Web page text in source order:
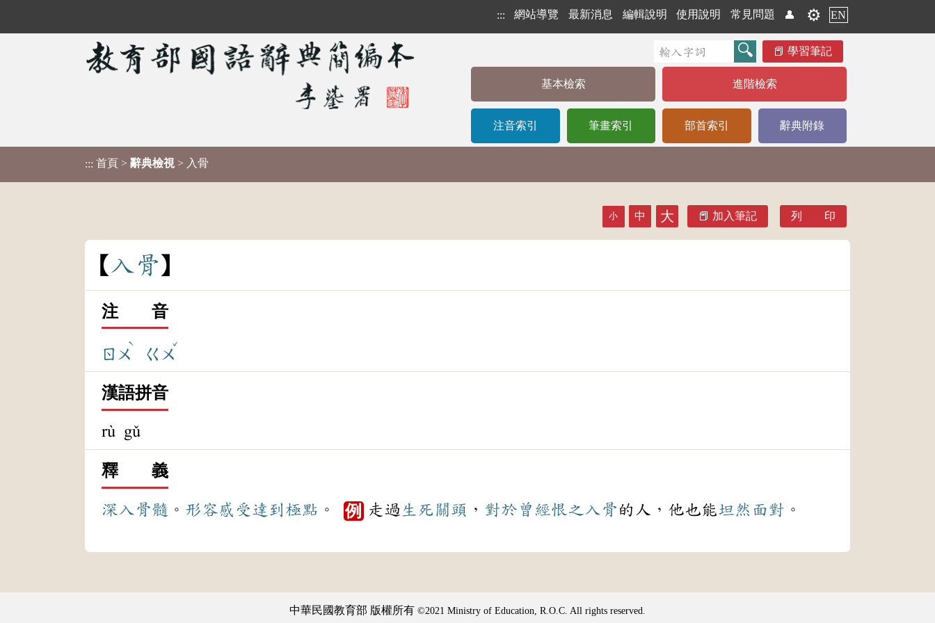
::: 網站導覽 最新消息 編輯說明 使用說明 常見問題 👤 ⚙️ EN
學習筆記
基本檢索 進階檢索
注音索引 筆畫索引 部首索引 辭典附錄
::: 首頁 > 辭典檢視 > 入骨
小 中 大 加入筆記 列 印
入 骨
注 音
ㄖㄨ
ˋ
ㄍㄨ
ˇ
漢語拼音
rù gǔ
釋 義
深入骨髓 。 形容感受達到 極點 。 例 走過 生死關頭 ， 對於 曾經恨之入骨 的人，他也能坦然 面對 。
中華民國教育部 版權所有 ©2021 Ministry of Education, R.O.C. All rights reserved.